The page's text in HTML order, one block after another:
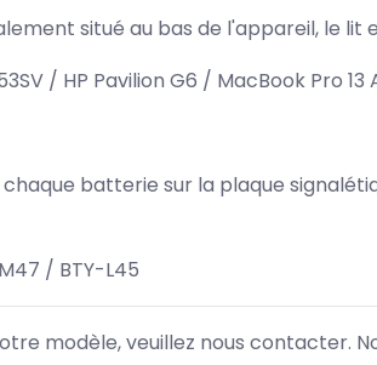
situé au bas de l'appareil, le lit
/ HP Pavilion G6 / MacBook Pro 13
batterie sur la plaque
/ BTY-L45
modèle, veuillez nous contacter.